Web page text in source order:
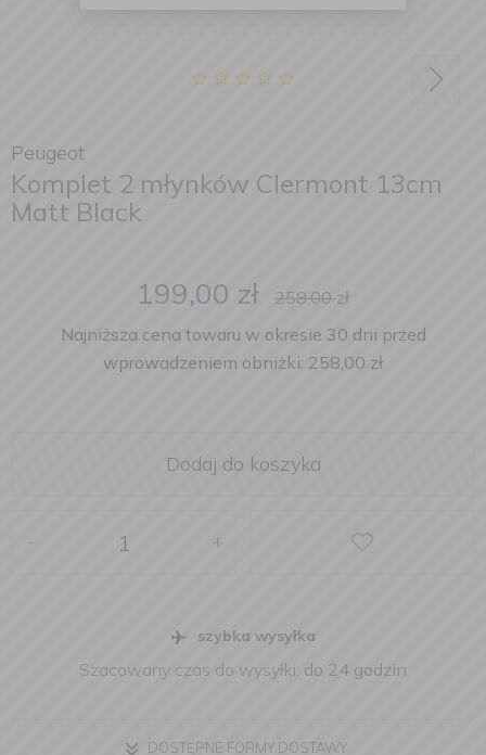
Peugeot
Komplet 2 młynków Clermont 13cm
Matt Black
199,00 zł 258,00zł
Najniższa cena towaru w okresie 30 dni przed
wprowadzeniem obniżki: 258,00 zł
Dodaj do koszyka
+
szybka wysyłka
Szacowany czas do wysyłki: do 24 godzin
DOSTĘPNE FORMY DOSTAWY